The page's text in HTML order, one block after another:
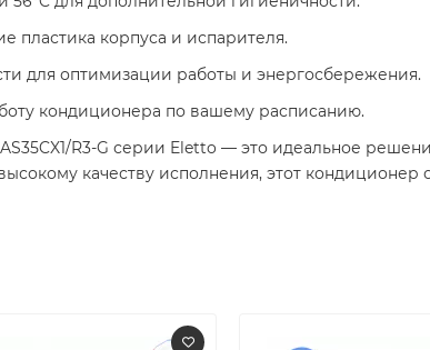
пластика корпуса и испарителя.
для оптимизации работы и энергосбережения.
кондиционера по вашему расписанию.
R3-G серии Eletto — это идеальное
качеству исполнения, этот